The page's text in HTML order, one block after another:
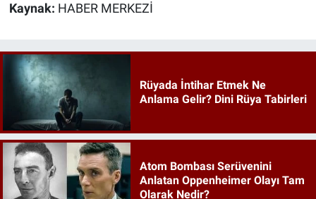
Kaynak: HABER MERKEZİ
Rüyada İntihar Etmek Ne
Anlama Gelir? Dini Rüya Tabirleri
Atom Bombası Serüvenini
Anlatan Oppenheimer Olayı Tam
Olarak Nedir?